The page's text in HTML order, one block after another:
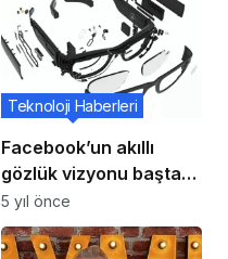
Facebook’un akıllı
gözlük vizyonu baştan
çıkarıcı ve ürkütücü
Teknoloji Haberleri
5 yıl önce